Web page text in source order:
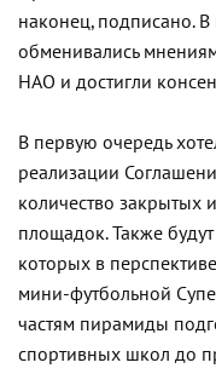
наконец, подписано.
обменивались
НАО и достигли
В первую очередь
реализации
количество закрытых
площадок. Также
которых в
мини-футбольной
частям пирамиды
спортивных школ до